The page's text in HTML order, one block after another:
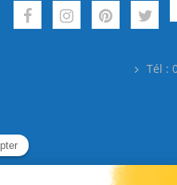
Tél :